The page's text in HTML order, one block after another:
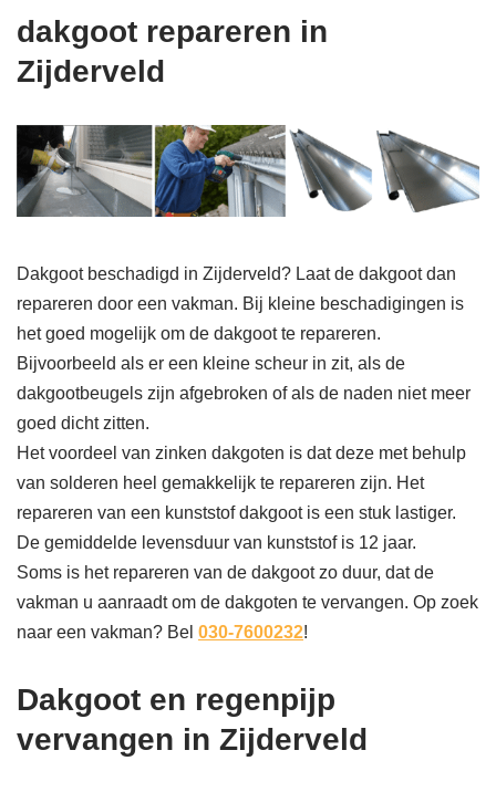
dakgoot repareren in
Zijderveld
Dakgoot beschadigd in Zijderveld? Laat de dakgoot dan
repareren door een vakman. Bij kleine beschadigingen is
het goed mogelijk om de dakgoot te repareren.
Bijvoorbeeld als er een kleine scheur in zit, als de
dakgootbeugels zijn afgebroken of als de naden niet meer
goed dicht zitten.
Het voordeel van zinken dakgoten is dat deze met behulp
van solderen heel gemakkelijk te repareren zijn. Het
repareren van een kunststof dakgoot is een stuk lastiger.
De gemiddelde levensduur van kunststof is 12 jaar.
Soms is het repareren van de dakgoot zo duur, dat de
vakman u aanraadt om de dakgoten te vervangen. Op zoek
naar een vakman? Bel 030-7600232!
Dakgoot en regenpijp
vervangen in Zijderveld